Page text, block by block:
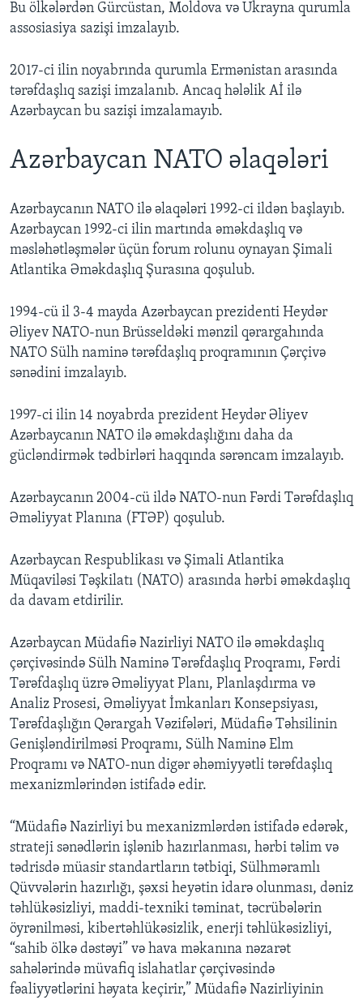
Bu ölkələrdən Gürcüstan, Moldova və Ukrayna qurumla
assosiasiya sazişi imzalayıb.
2017-ci ilin noyabrında qurumla Ermənistan arasında
tərəfdaşlıq sazişi imzalanıb. Ancaq hələlik Aİ ilə
Azərbaycan bu sazişi imzalamayıb.
Azərbaycan NATO əlaqələri
Azərbaycanın NATO ilə əlaqələri 1992-ci ildən başlayıb.
Azərbaycan 1992-ci ilin martında əməkdaşlıq və
məsləhətləşmələr üçün forum rolunu oynayan Şimali
Atlantika Əməkdaşlıq Şurasına qoşulub.
1994-cü il 3-4 mayda Azərbaycan prezidenti Heydər
Əliyev NATO-nun Brüsseldəki mənzil qərargahında
NATO Sülh naminə tərəfdaşlıq proqramının Çərçivə
sənədini imzalayıb.
1997-ci ilin 14 noyabrda prezident Heydər Əliyev
Azərbaycanın NATO ilə əməkdaşlığını daha da
gücləndirmək tədbirləri haqqında sərəncam imzalayıb.
Azərbaycanın 2004-cü ildə NATO-nun Fərdi Tərəfdaşlıq
Əməliyyat Planına (FTƏP) qoşulub.
Azərbaycan Respublikası və Şimali Atlantika
Müqaviləsi Təşkilatı (NATO) arasında hərbi əməkdaşlıq
da davam etdirilir.
Azərbaycan Müdafiə Nazirliyi NATO ilə əməkdaşlıq
çərçivəsində Sülh Naminə Tərəfdaşlıq Proqramı, Fərdi
Tərəfdaşlıq üzrə Əməliyyat Planı, Planlaşdırma və
Analiz Prosesi, Əməliyyat İmkanları Konsepsiyası,
Tərəfdaşlığın Qərargah Vəzifələri, Müdafiə Təhsilinin
Genişləndirilməsi Proqramı, Sülh Naminə Elm
Proqramı və NATO-nun digər əhəmiyyətli tərəfdaşlıq
mexanizmlərindən istifadə edir.
“Müdafiə Nazirliyi bu mexanizmlərdən istifadə edərək,
strateji sənədlərin işlənib hazırlanması, hərbi təlim və
tədrisdə müasir standartların tətbiqi, Sülhməramlı
Qüvvələrin hazırlığı, şəxsi heyətin idarə olunması, dəniz
təhlükəsizliyi, maddi-texniki təminat, təcrübələrin
öyrənilməsi, kibertəhlükəsizlik, enerji təhlükəsizliyi,
“sahib ölkə dəstəyi” və hava məkanına nəzarət
sahələrində müvafiq islahatlar çərçivəsində
fəaliyyətlərini həyata keçirir,” Müdafiə Nazirliyinin